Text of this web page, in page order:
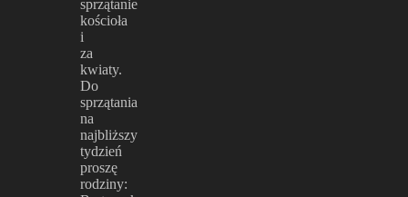
sprzątanie
kościoła
i
za
kwiaty.
Do
sprzątania
na
najbliższy
tydzień
proszę
rodziny: